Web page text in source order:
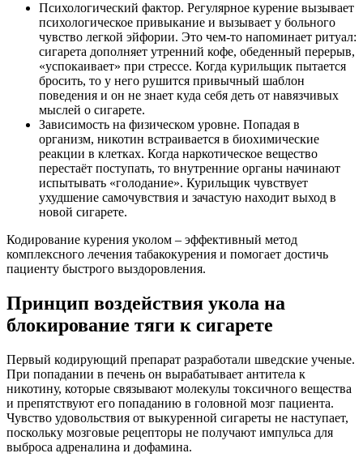
Психологический фактор. Регулярное курение вызывает
психологическое привыкание и вызывает у больного
чувство легкой эйфории. Это чем-то напоминает ритуал:
сигарета дополняет утренний кофе, обеденный перерыв,
«успокаивает» при стрессе. Когда курильщик пытается
бросить, то у него рушится привычный шаблон
поведения и он не знает куда себя деть от навязчивых
мыслей о сигарете.
Зависимость на физическом уровне. Попадая в
организм, никотин встраивается в биохимические
реакции в клетках. Когда наркотическое вещество
перестаёт поступать, то внутренние органы начинают
испытывать «голодание». Курильщик чувствует
ухудшение самочувствия и зачастую находит выход в
новой сигарете.
Кодирование курения уколом – эффективный метод
комплексного лечения табакокурения и помогает достичь
пациенту быстрого выздоровления.
Принцип воздействия укола на
блокирование тяги к сигарете
Первый кодирующий препарат разработали шведские ученые.
При попадании в печень он вырабатывает антитела к
никотину, которые связывают молекулы токсичного вещества
и препятствуют его попаданию в головной мозг пациента.
Чувство удовольствия от выкуренной сигареты не наступает,
поскольку мозговые рецепторы не получают импульса для
выброса адреналина и дофамина.